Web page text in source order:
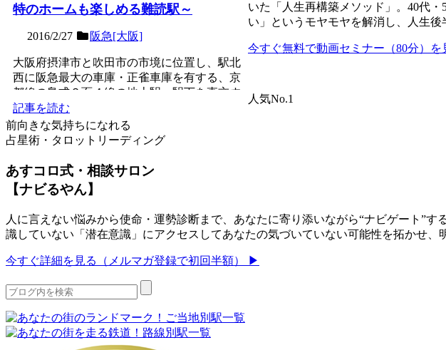
特のホームも楽しめる難読駅～
2016/2/27 阪急[大阪]
大阪府摂津市と吹田市の市境に位置し、駅北
西に阪急最大の車庫・正雀車庫を有する、京
都線の島式２面４線の地上駅。駅下を直交す
る正雀川に因んで名づ...
記事を読む
いた「人生再構築メソッド」。40代
い」というモヤモヤを解消し、人生後
今すぐ無料で動画セミナー（80分）
人気No.1
前向きな気持ちになれる
占星術・タロットリーディング
あすコロ式・相談サロン
【ナビるやん】
人に言えない悩みから使命・運勢診断まで、あなたに寄り添いながら“ナビゲート”
識していない「潜在意識」にアクセスしてあなたの気づいていない可能性を拓かせ、
今すぐ詳細を見る（メルマガ登録で初回半額） ▶